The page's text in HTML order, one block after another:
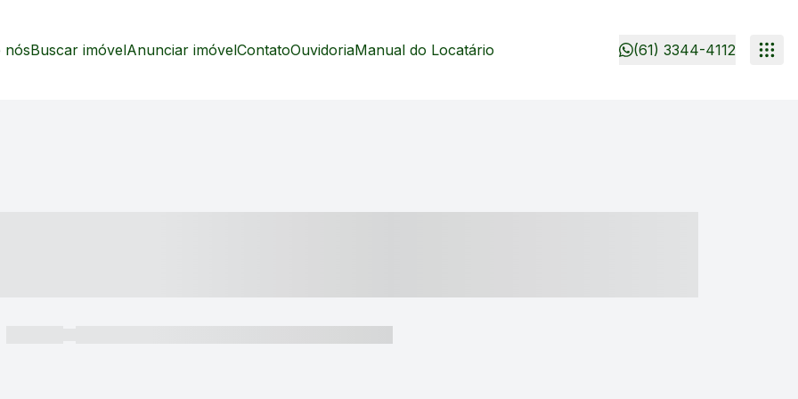
nósBuscar imóvelAnunciar imóvelContatoOuvidoriaManual do Locatário (61) 3344-4112